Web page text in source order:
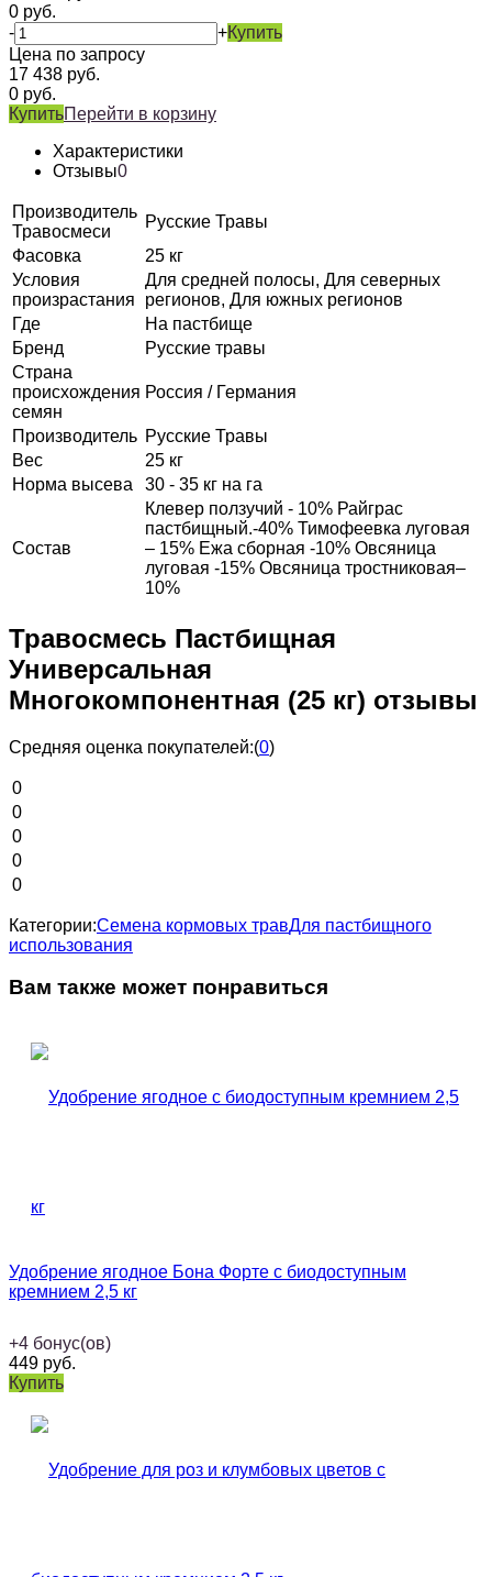
0 руб.
-
+Купить
Цена по запросу
17 438 руб.
0 руб.
КупитьПерейти в корзину
Характеристики
Отзывы0
Производитель
Травосмеси
Русские Травы
Фасовка
25 кг
Условия
произрастания
Для средней полосы, Для северных
регионов, Для южных регионов
Где
На пастбище
Бренд
Русские травы
Страна
происхождения
семян
Россия / Германия
Производитель Русские Травы
Вес
25 кг
Норма высева
30 - 35 кг на га
Состав
Клевер ползучий - 10% Райграс
пастбищный.-40% Тимофеевка луговая
– 15% Ежа сборная -10% Овсяница
луговая -15% Овсяница тростниковая–
10%
Травосмесь Пастбищная
Универсальная
Многокомпонентная (25 кг) отзывы
Средняя оценка покупателей:(0)
0
0
0
0
0
Категории:Семена кормовых травДля пастбищного
использования
Вам также может понравиться
Удобрение ягодное Бона Форте с биодоступным
кремнием 2,5 кг
+4 бонус(ов)
449 руб.
Купить